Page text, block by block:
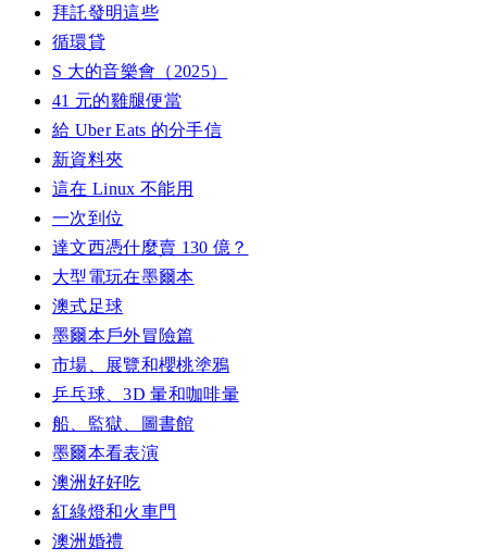
拜託發明這些
循環貸
S 大的音樂會（2025）
41 元的雞腿便當
給 Uber Eats 的分手信
新資料夾
這在 Linux 不能用
一次到位
達文西憑什麼賣 130 億？
大型電玩在墨爾本
澳式足球
墨爾本戶外冒險篇
市場、展覽和櫻桃塗鴉
乒乓球、3D 暈和咖啡暈
船、監獄、圖書館
墨爾本看表演
澳洲好好吃
紅綠燈和火車門
澳洲婚禮